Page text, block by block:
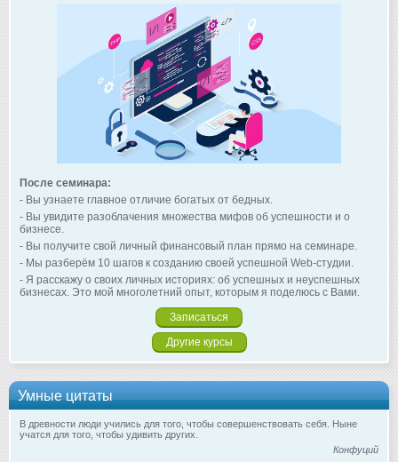
После семинара:
- Вы узнаете главное отличие богатых от бедных.
- Вы увидите разоблачения множества мифов об успешности и о
бизнесе.
- Вы получите свой личный финансовый план прямо на семинаре.
- Мы разберём 10 шагов к созданию своей успешной Web-студии.
- Я расскажу о своих личных историях: об успешных и неуспешных
бизнесах. Это мой многолетний опыт, которым я поделюсь с Вами.
Записаться
Другие курсы
Умные цитаты
В древности люди учились для того, чтобы совершенствовать себя. Ныне
учатся для того, чтобы удивить других.
Конфуций